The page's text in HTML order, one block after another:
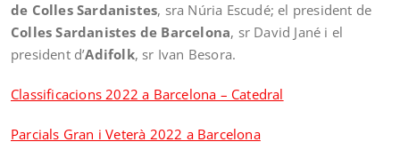
de Colles Sardanistes, sra Núria Escudé; el president de
Colles Sardanistes de Barcelona, sr David Jané i el
president d’Adifolk, sr Ivan Besora.
Classificacions 2022 a Barcelona – Catedral
Parcials Gran i Veterà 2022 a Barcelona